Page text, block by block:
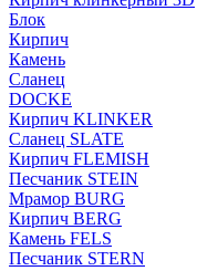
Блок
Кирпич
Камень
Сланец
DOCKE
Кирпич KLINKER
Сланец SLATE
Кирпич FLEMISH
Пес­ча­ник STEIN
Мрамор BURG
Кирпич BERG
Камень FELS
Пес­ча­ник STERN